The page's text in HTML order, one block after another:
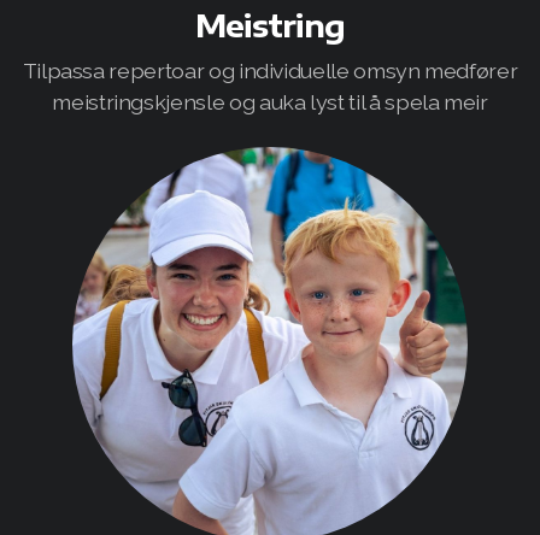
Meistring
Tilpassa repertoar og individuelle omsyn medfører
meistringskjensle og auka lyst til å spela meir